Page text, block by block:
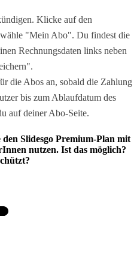
Klicke auf den
"Mein Abo". Du findest die
Rechnungsdaten links neben
die Abos an, sobald die Zahlung
bis zum Ablaufdatum des
auf deiner Abo-Seite.
Slidesgo Premium-Plan mit
nutzen. Ist das möglich?